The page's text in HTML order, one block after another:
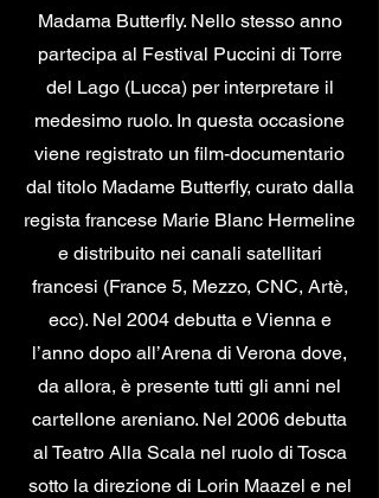
Madama Butterfly. Nello stesso anno
partecipa al Festival Puccini di Torre
del Lago (Lucca) per interpretare il
medesimo ruolo. In questa occasione
viene registrato un film-documentario
dal titolo Madame Butterfly, curato dalla
regista francese Marie Blanc Hermeline
e distribuito nei canali satellitari
francesi (France 5, Mezzo, CNC, Artè,
ecc). Nel 2004 debutta e Vienna e
l’anno dopo all’Arena di Verona dove,
da allora, è presente tutti gli anni nel
cartellone areniano. Nel 2006 debutta
al Teatro Alla Scala nel ruolo di Tosca
sotto la direzione di Lorin Maazel e nel